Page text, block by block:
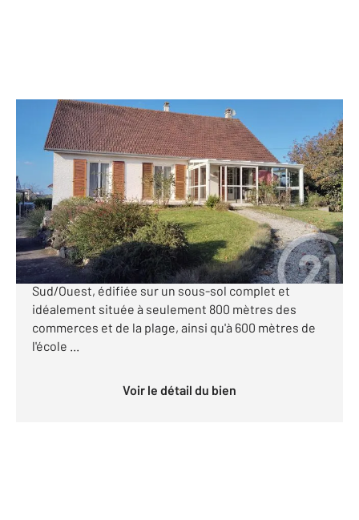
ST PAIR SUR MER 50
115,85 m2, 6 pièces
Ref : 44876
Maison à vendre
349 000 €
CENTURY 21 Royer Immo vous propose, à SAINT-
PAIR-SUR-MER, cette agréable maison exposée
Sud/Ouest, édifiée sur un sous-sol complet et
idéalement située à seulement 800 mètres des
commerces et de la plage, ainsi qu'à 600 mètres de
l'école ...
Voir le détail du bien